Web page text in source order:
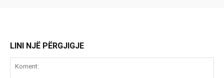
LINI NJË PËRGJIGJE